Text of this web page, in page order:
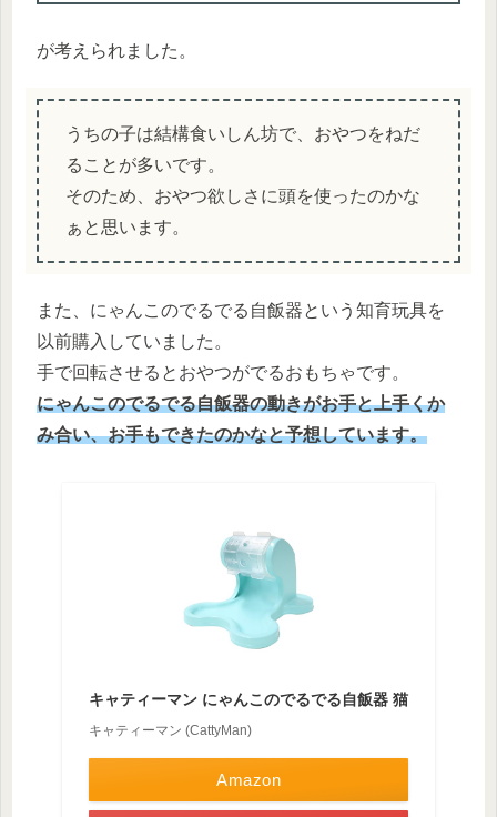
が考えられました。
うちの子は結構食いしん坊で、おやつをねだ
ることが多いです。
そのため、おやつ欲しさに頭を使ったのかな
ぁと思います。
また、にゃんこのでるでる自飯器という知育玩具を
以前購入していました。
手で回転させるとおやつがでるおもちゃです。
にゃんこのでるでる自飯器の動きがお手と上手くか
み合い、お手もできたのかなと予想しています。
キャティーマン にゃんこのでるでる自飯器 猫
キャティーマン (CattyMan)
Amazon